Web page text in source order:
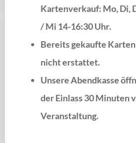
Kartenverkauf: Mo, Di,
/ Mi 14-16:30 Uhr.
Bereits gekaufte
nicht erstattet.
Unsere Abendkasse
der Einlass 30 Minuten
Veranstaltung.